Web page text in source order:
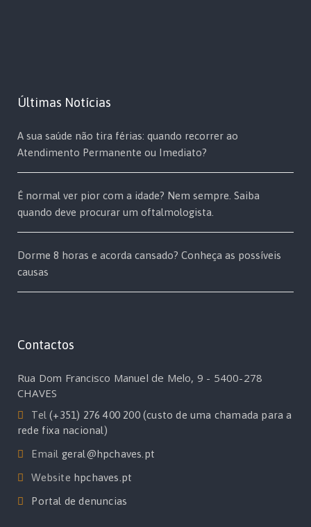
Últimas Notícias
A sua saúde não tira férias: quando recorrer ao
Atendimento Permanente ou Imediato?
É normal ver pior com a idade? Nem sempre. Saiba
quando deve procurar um oftalmologista.
Dorme 8 horas e acorda cansado? Conheça as possíveis
causas
Contactos
Rua Dom Francisco Manuel de Melo, 9 - 5400-278
CHAVES
Tel(+351) 276 400 200 (custo de uma chamada para a
rede fixa nacional)
Email geral@hpchaves.pt
Website hpchaves.pt
Portal de denuncias